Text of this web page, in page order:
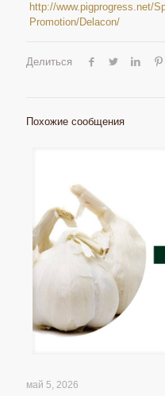
http://www.pigprogress.net/
Promotion/Delacon/
Делиться
Похожие сообщения
май 5, 2026